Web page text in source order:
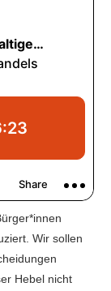
Wir sollen
Hebel nicht